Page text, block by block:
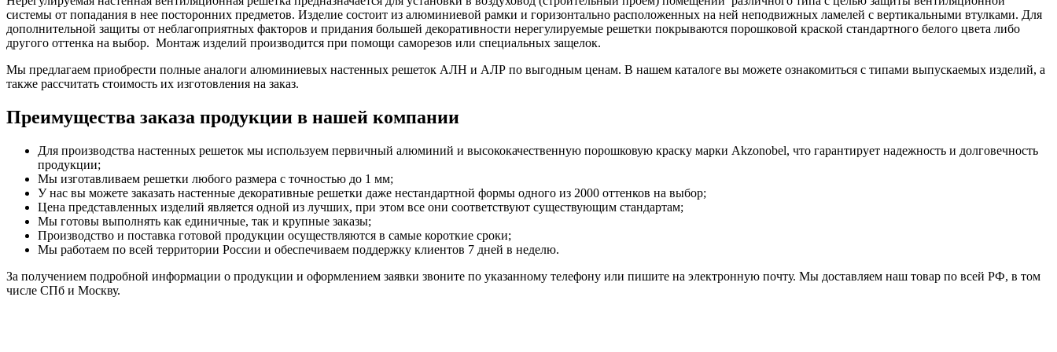
системы от попадания в нее посторонних предметов. Изделие состоит из алюминиевой рамки и горизонтально расположенных на ней неподвижных ламелей с вертикальными втулками. Для
дополнительной защиты от неблагоприятных факторов и придания большей декоративности нерегулируемые решетки покрываются порошковой краской стандартного белого цвета либо
другого оттенка на выбор. Монтаж изделий производится при помощи саморезов или специальных защелок.
Мы предлагаем приобрести полные аналоги алюминиевых настенных решеток АЛН и АЛР по выгодным ценам. В нашем каталоге вы можете ознакомиться с типами выпускаемых изделий, а
также рассчитать стоимость их изготовления на заказ.
Преимущества заказа продукции в нашей компании
Для производства настенных решеток мы используем первичный алюминий и высококачественную порошковую краску марки Akzonobel, что гарантирует надежность и долговечность
продукции;
Мы изготавливаем решетки любого размера с точностью до 1 мм;
У нас вы можете заказать настенные декоративные решетки даже нестандартной формы одного из 2000 оттенков на выбор;
Цена представленных изделий является одной из лучших, при этом все они соответствуют существующим стандартам;
Мы готовы выполнять как единичные, так и крупные заказы;
Производство и поставка готовой продукции осуществляются в самые короткие сроки;
Мы работаем по всей территории России и обеспечиваем поддержку клиентов 7 дней в неделю.
За получением подробной информации о продукции и оформлением заявки звоните по указанному телефону или пишите на электронную почту. Мы доставляем наш товар по всей РФ, в том
числе СПб и Москву.